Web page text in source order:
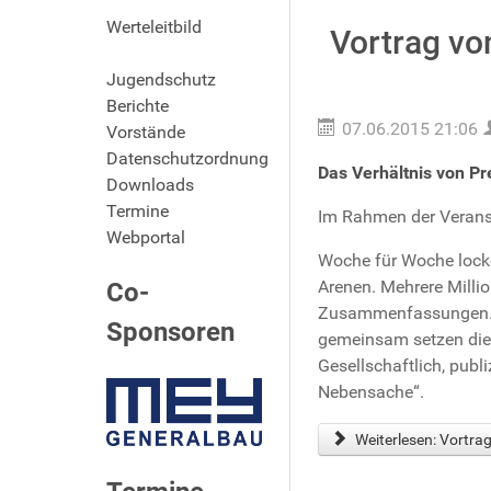
Werteleitbild
Jugendschutz
Berichte
Vorstände
Datenschutzordnung
Downloads
Termine
Webportal
Co-
Sponsoren
Vortrag
07.06.2015 21:06
Das Verhältnis von
Im Rahmen der
Woche für Woche
Arenen. Mehrere
gemeinsam setzen
Gesellschaftlich,
Nebensache“.
Weiterlesen: